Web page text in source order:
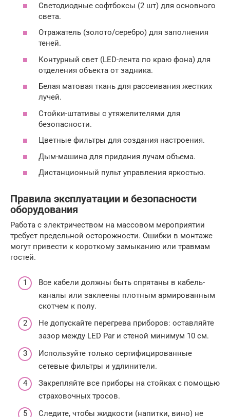
Светодиодные софтбоксы (2 шт) для основного
света.
Отражатель (золото/серебро) для заполнения
теней.
Контурный свет (LED-лента по краю фона) для
отделения объекта от задника.
Белая матовая ткань для рассеивания жестких
лучей.
Стойки-штативы с утяжелителями для
безопасности.
Цветные фильтры для создания настроения.
Дым-машина для придания лучам объема.
Дистанционный пульт управления яркостью.
Правила эксплуатации и безопасности
оборудования
Работа с электричеством на массовом мероприятии
требует предельной осторожности. Ошибки в монтаже
могут привести к короткому замыканию или травмам
гостей.
Все кабели должны быть спрятаны в кабель-
каналы или заклеены плотным армированным
скотчем к полу.
Не допускайте перегрева приборов: оставляйте
зазор между LED Par и стеной минимум 10 см.
Используйте только сертифицированные
сетевые фильтры и удлинители.
Закрепляйте все приборы на стойках с помощью
страховочных тросов.
Следите, чтобы жидкости (напитки, вино) не